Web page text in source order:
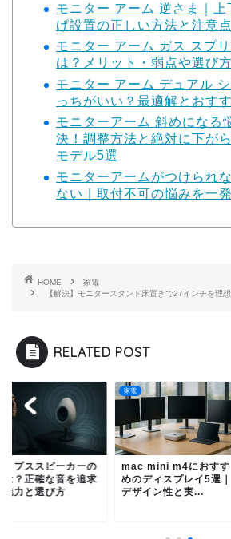
モニター アーム 逆さま｜上
げ設置の正しい方法と注意点
モニター アーム ガス スプ
は？メリット・弱点や選び
モニター アーム デュアル
っちがいい？最適解とおす
モニターアーム 斜めになる
決！調整方法と絶対に下が
モデル5選
モニターアームがつけられ
ない｜取付不可の悩みを一
HOME
家電
【解決】モニタースタンド床置きで27インチを理
RELATED POST
リプススピーカーの
は？正確な音を追求
魅力と選び方
家電
mac mini m4におすす
めのディスプレイ5選｜
デザイン性と実...